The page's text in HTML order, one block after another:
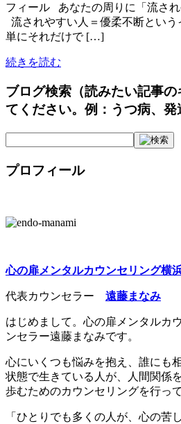
フィール あなたの周りに「流さ
流されやすい人＝優柔不断という
単にそれだけで […]
続きを読む
ブログ検索（読みたい記事
てください。例：うつ病、発
プロフィール
心の扉メンタルカウンセリング横
代表カウンセラー 遠藤まなみ
はじめまして。心の扉メンタルカ
ンセラー遠藤まなみです。
心にいくつも悩みを抱え、誰にも
状態で生きている人が、人間関係
歩むためのカウンセリングを行っ
「ひとりでも多くの人が、心の苦